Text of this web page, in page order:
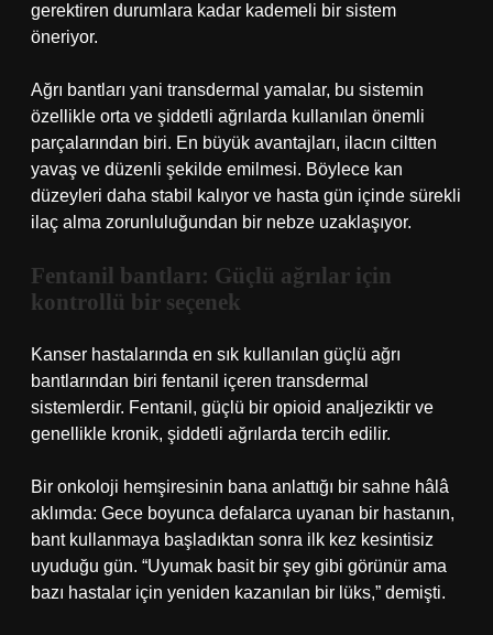
gerektiren durumlara kadar kademeli bir sistem
öneriyor.
Ağrı bantları yani transdermal yamalar, bu sistemin
özellikle orta ve şiddetli ağrılarda kullanılan önemli
parçalarından biri. En büyük avantajları, ilacın ciltten
yavaş ve düzenli şekilde emilmesi. Böylece kan
düzeyleri daha stabil kalıyor ve hasta gün içinde sürekli
ilaç alma zorunluluğundan bir nebze uzaklaşıyor.
Fentanil bantları: Güçlü ağrılar için
kontrollü bir seçenek
Kanser hastalarında en sık kullanılan güçlü ağrı
bantlarından biri fentanil içeren transdermal
sistemlerdir. Fentanil, güçlü bir opioid analjeziktir ve
genellikle kronik, şiddetli ağrılarda tercih edilir.
Bir onkoloji hemşiresinin bana anlattığı bir sahne hâlâ
aklımda: Gece boyunca defalarca uyanan bir hastanın,
bant kullanmaya başladıktan sonra ilk kez kesintisiz
uyuduğu gün. “Uyumak basit bir şey gibi görünür ama
bazı hastalar için yeniden kazanılan bir lüks,” demişti.